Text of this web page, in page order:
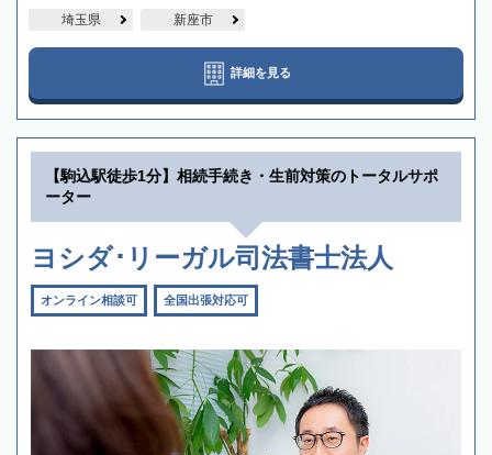
埼玉県 新座市
詳細を見る
【駒込駅徒歩1分】相続手続き・生前対策のトータルサポ
ーター
ヨシダ･リーガル司法書士法人
オンライン相談可 全国出張対応可